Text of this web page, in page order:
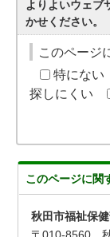
よりよいウェブ
かせください。
このページ
特にない
探しにくい
このページに関
秋田市福祉保